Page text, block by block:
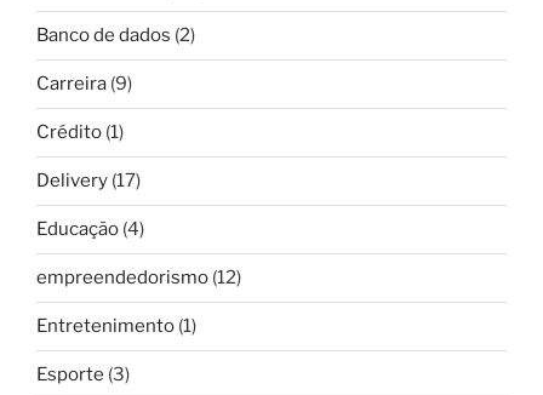
Banco de dados (2)
Carreira (9)
Crédito (1)
Delivery (17)
Educação (4)
empreendedorismo (12)
Entretenimento (1)
Esporte (3)